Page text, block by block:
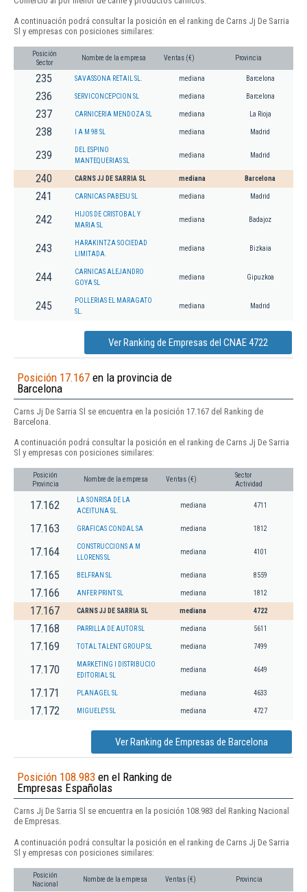
A continuación podrá consultar la posición en el ranking de Carns Jj De Sarria
Sl y empresas con posiciones similares:
Posición
Sector
Nombre de la empresa Ventas (€) Provincia
235 SAVASSONA RETAIL SL. mediana Barcelona
236 SERVICONCEPCION SL mediana Barcelona
237 CARNICERIA MENDOZA SL mediana La Rioja
238 I A M 98 SL mediana Madrid
239
DEL ESPINO
MANTEQUERIAS SL
mediana Madrid
240 CARNS JJ DE SARRIA SL mediana Barcelona
241 CARNICAS PABESU SL mediana Madrid
242
HIJOS DE CRISTOBAL Y
MARIA SL
mediana Badajoz
243
HARAKINTZA SOCIEDAD
LIMITADA.
mediana Bizkaia
244
CARNICAS ALEJANDRO
GOYA SL
mediana Gipuzkoa
245
POLLERIAS EL MARAGATO
SL.
mediana Madrid
Ver Ranking de Empresas del CNAE 4722
Posición 17.167 en la provincia de
Barcelona
Carns Jj De Sarria Sl se encuentra en la posición 17.167 del Ranking de
Barcelona.
A continuación podrá consultar la posición en el ranking de Carns Jj De Sarria
Sl y empresas con posiciones similares:
Posición
Provincia
Nombre de la empresa Ventas (€)
Sector
Actividad
17.162
LA SONRISA DE LA
ACEITUNA SL.
mediana 4711
17.163 GRAFICAS CONDAL SA mediana 1812
17.164
CONSTRUCCIONS A M
LLORENS SL
mediana 4101
17.165 BELFRAN SL mediana 8559
17.166 ANFER PRINT SL mediana 1812
17.167 CARNS JJ DE SARRIA SL mediana 4722
17.168 PARRILLA DE AUTOR SL mediana 5611
17.169 TOTAL TALENT GROUP SL mediana 7499
17.170
MARKETING I DISTRIBUCIO
EDITORIAL SL
mediana 4649
17.171 PLANAGEL SL mediana 4633
17.172 MIGUELE'S SL mediana 4727
Ver Ranking de Empresas de Barcelona
Posición 108.983 en el Ranking de
Empresas Españolas
Carns Jj De Sarria Sl se encuentra en la posición 108.983 del Ranking Nacional
de Empresas.
A continuación podrá consultar la posición en el ranking de Carns Jj De Sarria
Sl y empresas con posiciones similares:
Posición
Nacional
Nombre de la empresa Ventas (€) Provincia